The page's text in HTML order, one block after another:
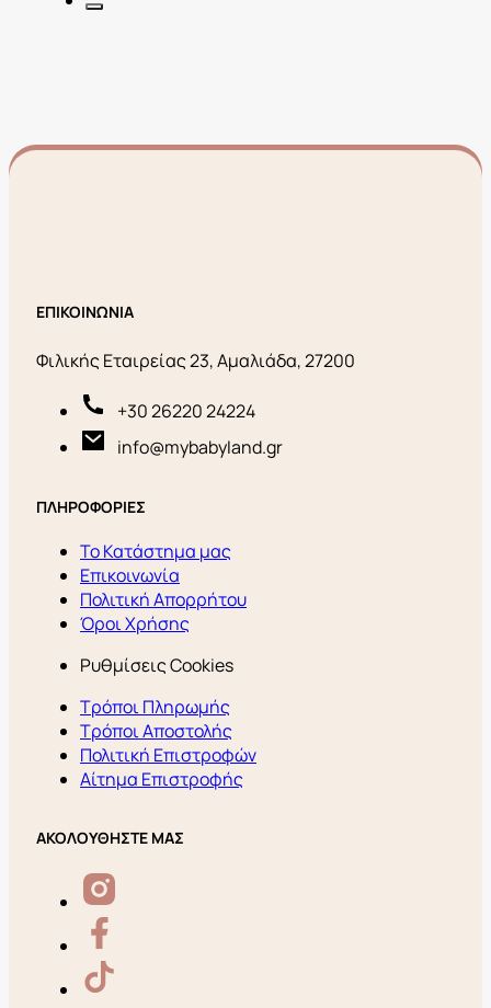
ΕΠΙΚΟΙΝΩΝΙΑ
Φιλικής Εταιρείας 23, Αμαλιάδα, 27200
+30 26220 24224
info@mybabyland.gr
ΠΛΗΡΟΦΟΡΙΕΣ
Το Κατάστημα μας
Επικοινωνία
Πολιτική Απορρήτου
Όροι Χρήσης
Ρυθμίσεις Cookies
Τρόποι Πληρωμής
Τρόποι Αποστολής
Πολιτική Επιστροφών
Αίτημα Επιστροφής
ΑΚΟΛΟΥΘΗΣΤΕ ΜΑΣ